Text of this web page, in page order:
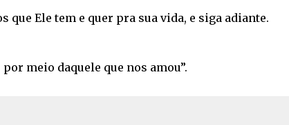
que Ele tem e quer pra sua vida, e siga adiante.
meio daquele que nos amou”.